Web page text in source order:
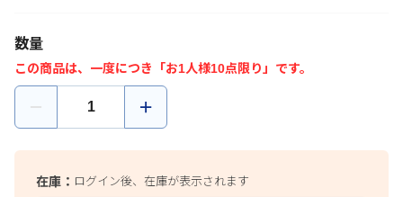
数量
この商品は、一度につき「お1人様10点限り」です。
在庫： ログイン後、在庫が表示されます